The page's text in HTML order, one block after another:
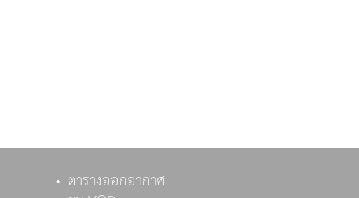
ตารางออกอากาศ